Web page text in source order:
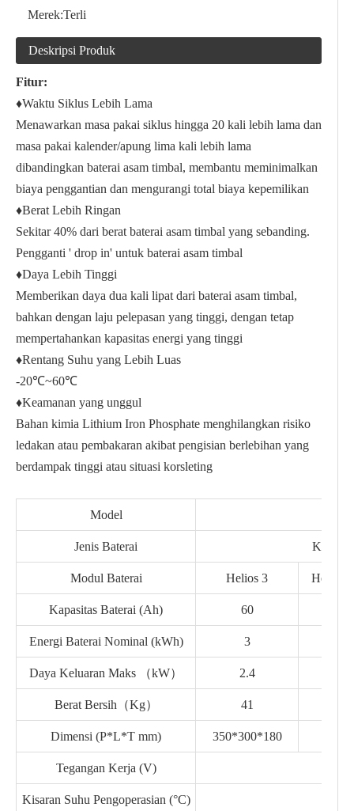
Merek:Terli
Deskripsi Produk
Fitur:
♦Waktu Siklus Lebih Lama
Menawarkan masa pakai siklus hingga 20 kali lebih lama dan
masa pakai kalender/apung lima kali lebih lama
dibandingkan baterai asam timbal, membantu meminimalkan
biaya penggantian dan mengurangi total biaya kepemilikan
♦Berat Lebih Ringan
Sekitar 40% dari berat baterai asam timbal yang sebanding.
Pengganti ' drop in' untuk baterai asam timbal
♦Daya Lebih Tinggi
Memberikan daya dua kali lipat dari baterai asam timbal,
bahkan dengan laju pelepasan yang tinggi, dengan tetap
mempertahankan kapasitas energi yang tinggi
♦Rentang Suhu yang Lebih Luas
-20℃~60℃
♦Keamanan yang unggul
Bahan kimia Lithium Iron Phosphate menghilangkan risiko
ledakan atau pembakaran akibat pengisian berlebihan yang
berdampak tinggi atau situasi korsleting
Model
Jenis Baterai
Modul Baterai Helios 3 Helios 5
Kapasitas Baterai (Ah) 60
Energi Baterai Nominal (kWh) 3
Daya Keluaran Maks （kW） 2.4
Berat Bersih（Kg） 41
Dimensi (P*L*T mm) 350*300*180
Tegangan Kerja (V)
Kisaran Suhu Pengoperasian (°C)